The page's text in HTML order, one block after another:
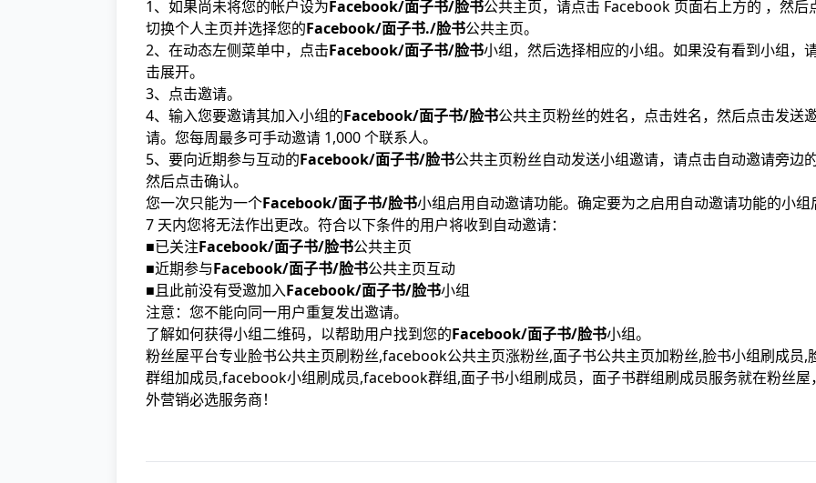
1、如果尚未将您的帐户设为Facebook/面子书/脸书公共主页，请点击 Facebook 页面右上方的 ，然后
切换个人主页并选择您的Facebook/面子书./脸书公共主页。
2、在动态左侧菜单中，点击Facebook/面子书/脸书小组，然后选择相应的小组。如果没有看到小组，
击展开。
3、点击邀请。
4、输入您要邀请其加入小组的Facebook/面子书/脸书公共主页粉丝的姓名，点击姓名，然后点击发送
请。您每周最多可手动邀请 1,000 个联系人。
5、要向近期参与互动的Facebook/面子书/脸书公共主页粉丝自动发送小组邀请，请点击自动邀请旁边的
然后点击确认。
您一次只能为一个Facebook/面子书/脸书小组启用自动邀请功能。确定要为之启用自动邀请功能的小组
7 天内您将无法作出更改。符合以下条件的用户将收到自动邀请：
■已关注Facebook/面子书/脸书公共主页
■近期参与Facebook/面子书/脸书公共主页互动
■且此前没有受邀加入Facebook/面子书/脸书小组
注意：您不能向同一用户重复发出邀请。
了解如何获得小组二维码，以帮助用户找到您的Facebook/面子书/脸书小组。
粉丝屋平台专业脸书公共主页刷粉丝,facebook公共主页涨粉丝,面子书公共主页加粉丝,脸书小组刷成员,
群组加成员,facebook小组刷成员,facebook群组,面子书小组刷成员，面子书群组刷成员服务就在粉丝屋
外营销必选服务商！